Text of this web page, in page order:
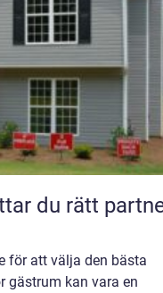
för att välja den bästa
gästrum kan vara en